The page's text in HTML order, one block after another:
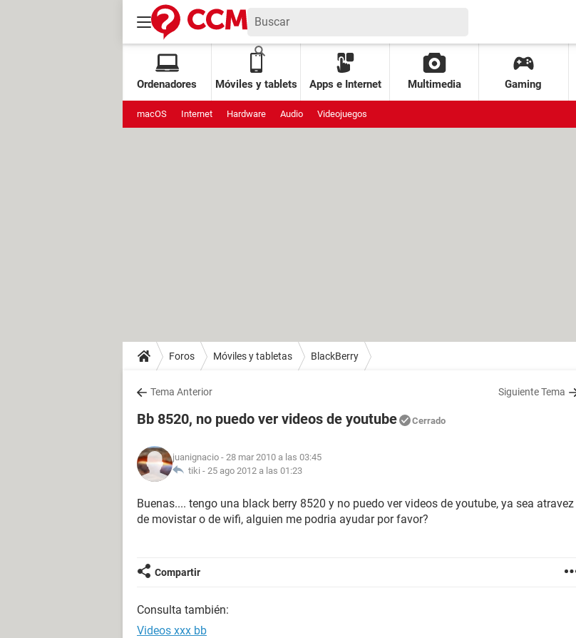
Ordenadores Móviles y tablets Apps e Internet Multimedia Gaming
macOS Internet Hardware Audio Videojuegos
Foros Móviles y tabletas BlackBerry
Tema Anterior Siguiente Tema
Bb 8520, no puedo ver videos de youtube Cerrado
juanignacio - 28 mar 2010 a las 03:45
tiki - 25 ago 2012 a las 01:23
Buenas.... tengo una black berry 8520 y no puedo ver videos de youtube, ya sea atravez
de movistar o de wifi, alguien me podria ayudar por favor?
Compartir
Consulta también:
Videos xxx bb